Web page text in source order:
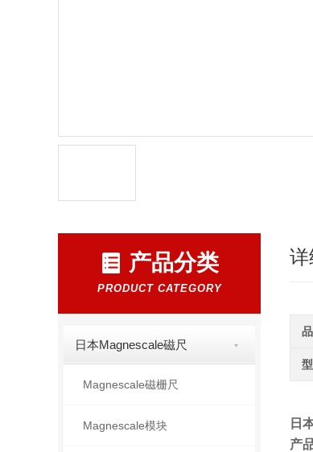
产品分类
PRODUCT CATEGORY
日本Magnescale磁尺
Magnescale磁栅尺
Magnescale模块
详
日
产